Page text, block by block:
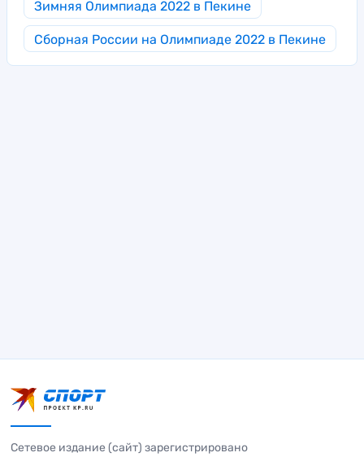
Зимняя Олимпиада 2022 в Пекине
Сборная России на Олимпиаде 2022 в Пекине
Сетевое издание (сайт) зарегистрировано